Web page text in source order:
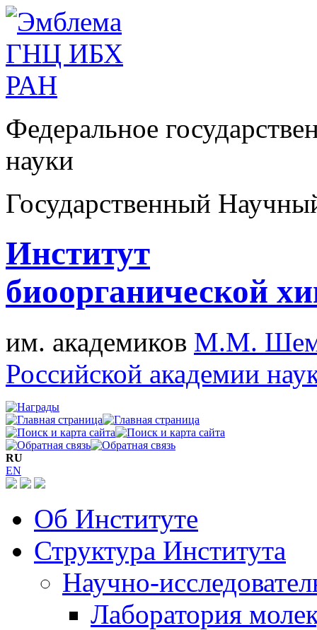
Федеральное
науки
Государственный
Институт
биоорганической
им. академиков М.М.
Российской академии
RU
EN
Об Институте
Структура Института
Научно-
Лаборатория